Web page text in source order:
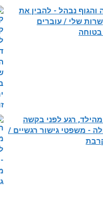
והגוף נבהל - להבין את
שלי / עוברים
רגע לפני בקשה
- משפטי גישור רגשיים /